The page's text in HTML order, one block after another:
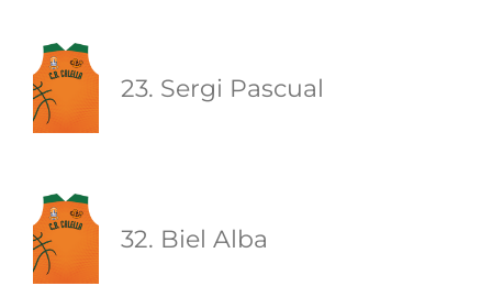
23. Sergi Pascual
32. Biel Alba